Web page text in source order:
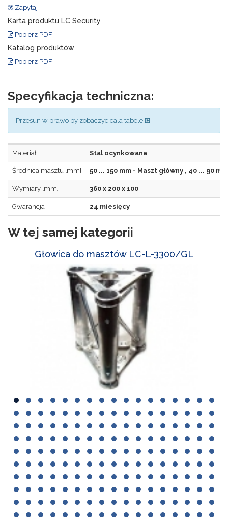
Zapytaj
Karta produktu LC Security
Pobierz PDF
Katalog produktów
Pobierz PDF
Specyfikacja techniczna:
Przesun w prawo by zobaczyc cala tabele
Materiał Stal ocynkowana
Średnica masztu [mm] 50 ... 150 mm - Maszt główny , 40 ... 90
Wymiary [mm] 360 x 200 x 100
Gwarancja 24 miesięcy
W tej samej kategorii
Głowica do masztów LC-L-3300/GL